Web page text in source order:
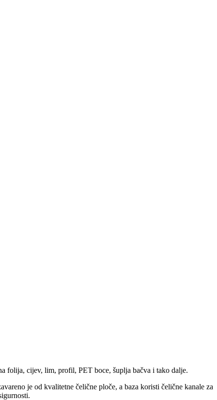
folija, cijev, lim, profil, PET boce, šuplja bačva i tako dalje.
je od kvalitetne čelične ploče, a baza koristi čelične kanale za